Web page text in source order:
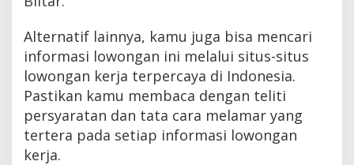
Alternatif lainnya, kamu juga bisa mencari
informasi lowongan ini melalui situs-situs
lowongan kerja terpercaya di Indonesia.
Pastikan kamu membaca dengan teliti
persyaratan dan tata cara melamar yang
tertera pada setiap informasi lowongan
kerja.